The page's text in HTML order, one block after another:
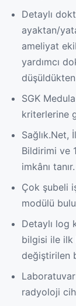
Detaylı
ayaktan/
ameliyat
yardımcı
SGK
kriterlerine
Sağlık.Net,
Bildirimi ve
imkânı tanır.
Çok şubeli
modülü
Detaylı log
bilgisi ile ilk
değiştirilen
radyoloji